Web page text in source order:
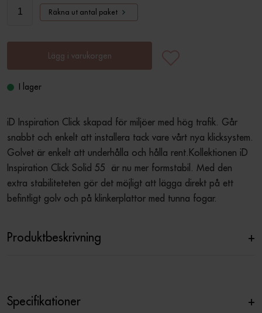
Räkna ut antal paket
Lägg i varukorgen
I lager
iD Inspiration Click skapad för miljöer med hög trafik. Går
snabbt och enkelt att installera tack vare vårt nya klicksystem.
Golvet är enkelt att underhålla och hålla rent.Kollektionen iD
Inspiration Click Solid 55  är nu mer formstabil. Med den
extra stabiliteteten gör det möjligt att lägga direkt på ett
befintligt golv och på klinkerplattor med tunna fogar.
Produktbeskrivning +
Specifikationer +